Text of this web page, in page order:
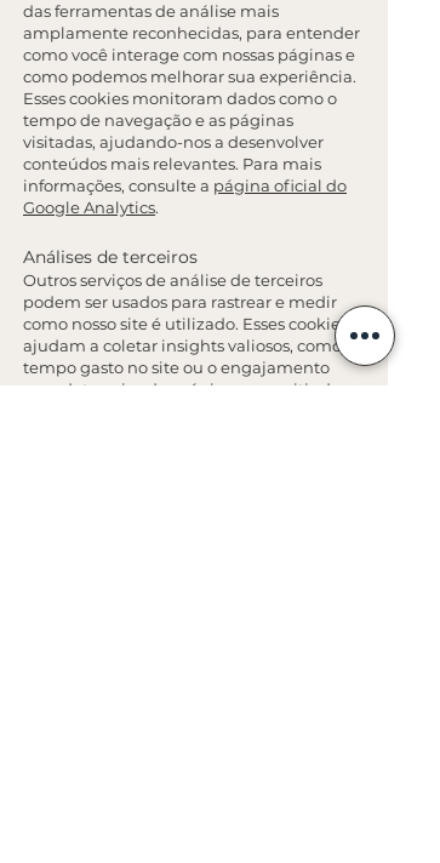
das ferramentas de análise mais
amplamente reconhecidas, para entender
como você interage com nossas páginas e
como podemos melhorar sua experiência.
Esses cookies monitoram dados como o
tempo de navegação e as páginas
visitadas, ajudando-nos a desenvolver
conteúdos mais relevantes. Para mais
informações, consulte a página oficial do
Google Analytics.
Análises de terceiros
Outros serviços de análise de terceiros
podem ser usados para rastrear e medir
como nosso site é utilizado. Esses cookies
ajudam a coletar insights valiosos, como o
tempo gasto no site ou o engajamento
com determinadas páginas, permitindo-